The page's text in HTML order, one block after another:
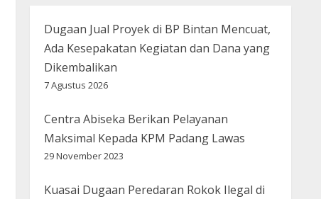
Dugaan Jual Proyek di BP Bintan Mencuat,
Ada Kesepakatan Kegiatan dan Dana yang
Dikembalikan
7 Agustus 2026
Centra Abiseka Berikan Pelayanan
Maksimal Kepada KPM Padang Lawas
29 November 2023
Kuasai Dugaan Peredaran Rokok Ilegal di